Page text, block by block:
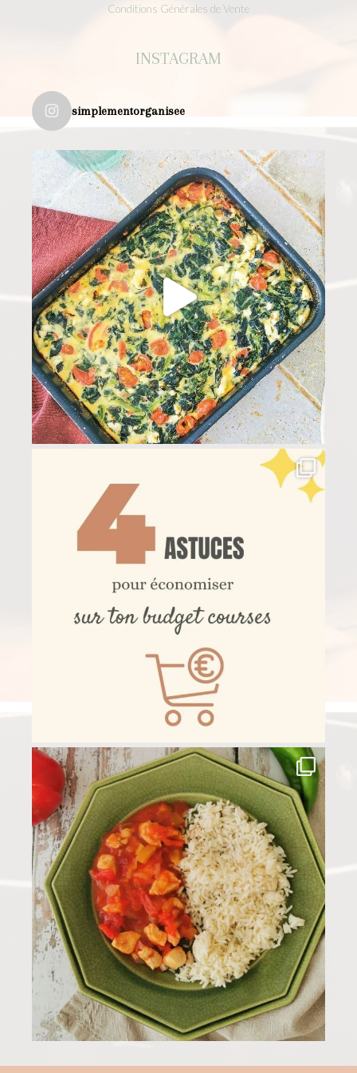
Conditions Générales de Vente
INSTAGRAM
simplementorganisee